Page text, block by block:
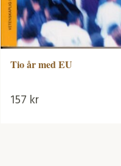
Tio år med EU
157 kr